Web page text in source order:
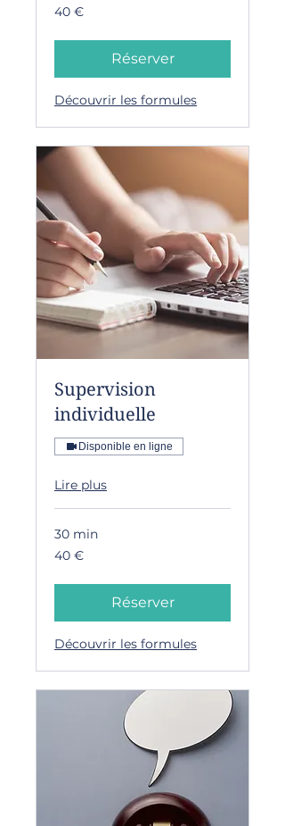
40
euros
40 €
Réserver
Découvrir les formules
Supervision
individuelle
Disponible en ligne
Lire plus
30 min
40
euros
40 €
Réserver
Découvrir les formules